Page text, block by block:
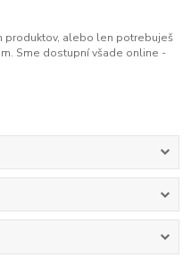
produktov, alebo len potrebuješ
Sme dostupní všade online -